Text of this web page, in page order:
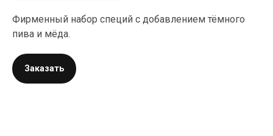
Фирменный набор специй с добавлением тёмного
пива и мёда.
Заказать